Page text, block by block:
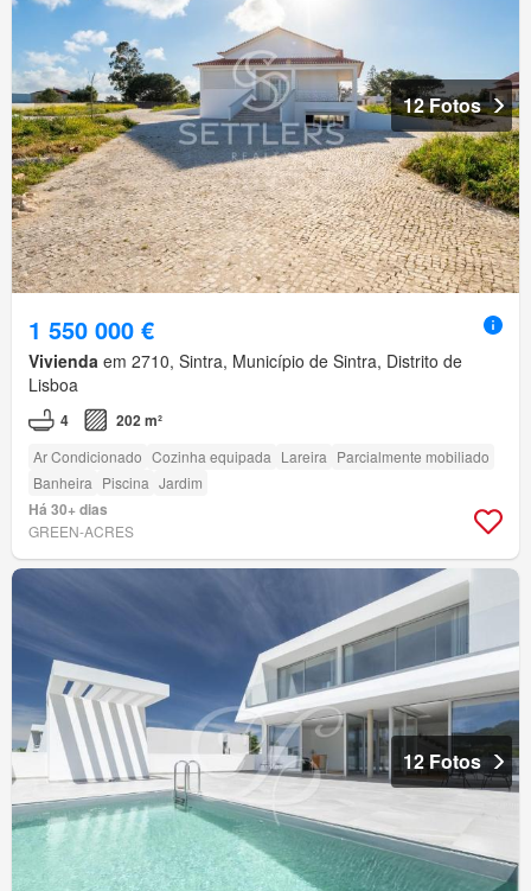
12 Fotos
1 550 000 €
Vivienda em 2710, Sintra, Município de Sintra, Distrito de
Lisboa
4 202 m²
Ar Condicionado Cozinha equipada Lareira Parcialmente mobiliado
Banheira Piscina Jardim
Há 30+ dias
GREEN-ACRES
12 Fotos